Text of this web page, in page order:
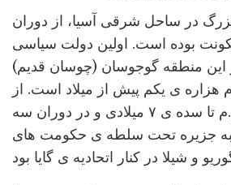
در ساحل شرقی آسیا، از دوران
بوده است. اولین دولت سیاسی
این منطقه گوجوسان (چوسان قدیم)
هزاره ی یکم پیش از میلاد است. از
سده ی ۱ ق.م تا سده ی ۷ میلادی و در دوران سه
جزیره تحت سلطه ی حکومت های